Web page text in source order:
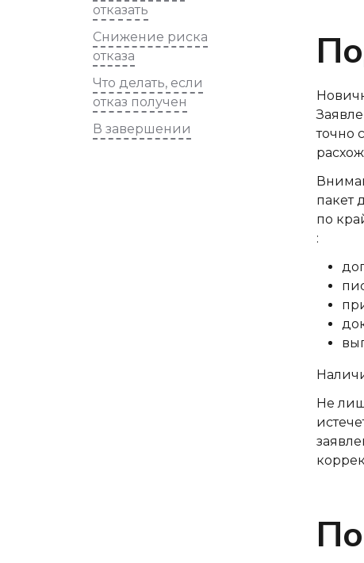
отказать
Снижение риска
отказа
Что делать, если
отказ получен
В завершении
точно
пакет
по
:
Не